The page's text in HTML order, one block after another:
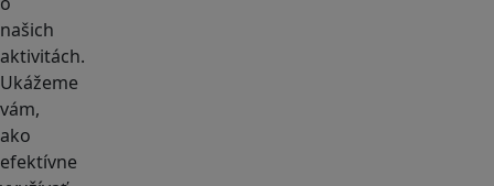
našich
aktivitách.
Ukážeme
vám,
ako
efektívne